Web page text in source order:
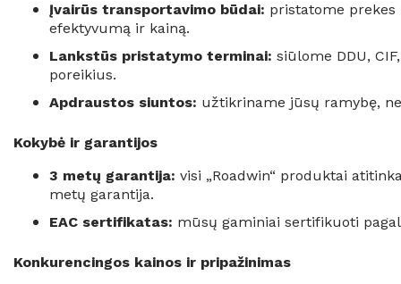
Įvairūs transportavimo būdai: pristatome
efektyvumą ir kainą.
Lankstūs pristatymo terminai: siūlome DDU,
poreikius.
Apdraustos siuntos: užtikriname jūsų ramybę,
Kokybė ir garantijos
3 metų garantija: visi „Roadwin“ produktai
metų garantija.
EAC sertifikatas: mūsų gaminiai sertifikuoti
Konkurencingos kainos ir pripažinimas